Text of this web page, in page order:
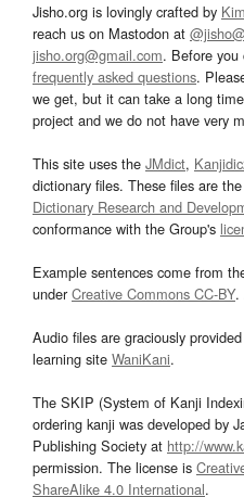
Jisho.org is lovingly crafted by
reach us on Mastodon at
jisho.org@gmail.com. Before you
frequently asked questions.
we get, but it can take a long
project and we do not have very
This site uses the JMdict,
dictionary files. These files are
Dictionary Research and
conformance with the Group's
Example sentences come from
underCreative Commons CC-BY.
Audio files are graciously
learning site WaniKani.
The SKIP (System of Kanji
ordering kanji was developed by
Publishing Society at http://
permission. The license is
ShareAlike 4.0 International.